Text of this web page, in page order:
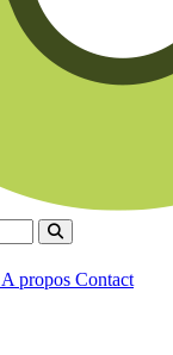
Rechercher
A propos Contact